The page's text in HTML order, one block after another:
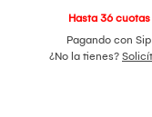
Hasta 36 cuotas
Pagando con Sip
¿No la tienes?